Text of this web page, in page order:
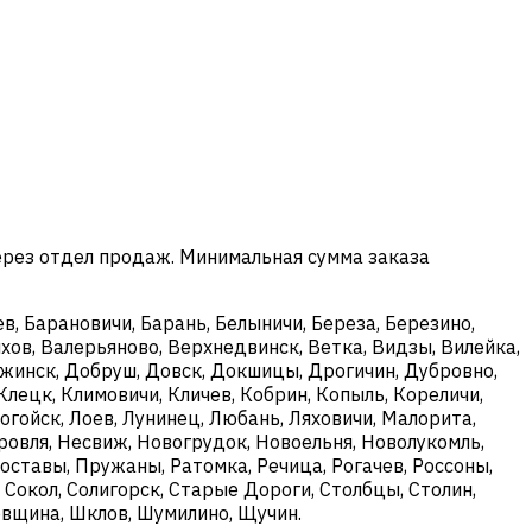
отдел продаж. Минимальная сумма заказа
Барановичи, Барань, Белыничи, Береза, Березино,
Валерьяново, Верхнедвинск, Ветка, Видзы, Вилейка,
Добруш, Довск, Докшицы, Дрогичин, Дубровно,
Климовичи, Кличев, Кобрин, Копыль, Кореличи,
Лоев, Лунинец, Любань, Ляховичи, Малорита,
Несвиж, Новогрудок, Новоельня, Новолукомль,
Пружаны, Ратомка, Речица, Рогачев, Россоны,
Солигорск, Старые Дороги, Столбцы, Столин,
Шклов, Шумилино, Щучин.